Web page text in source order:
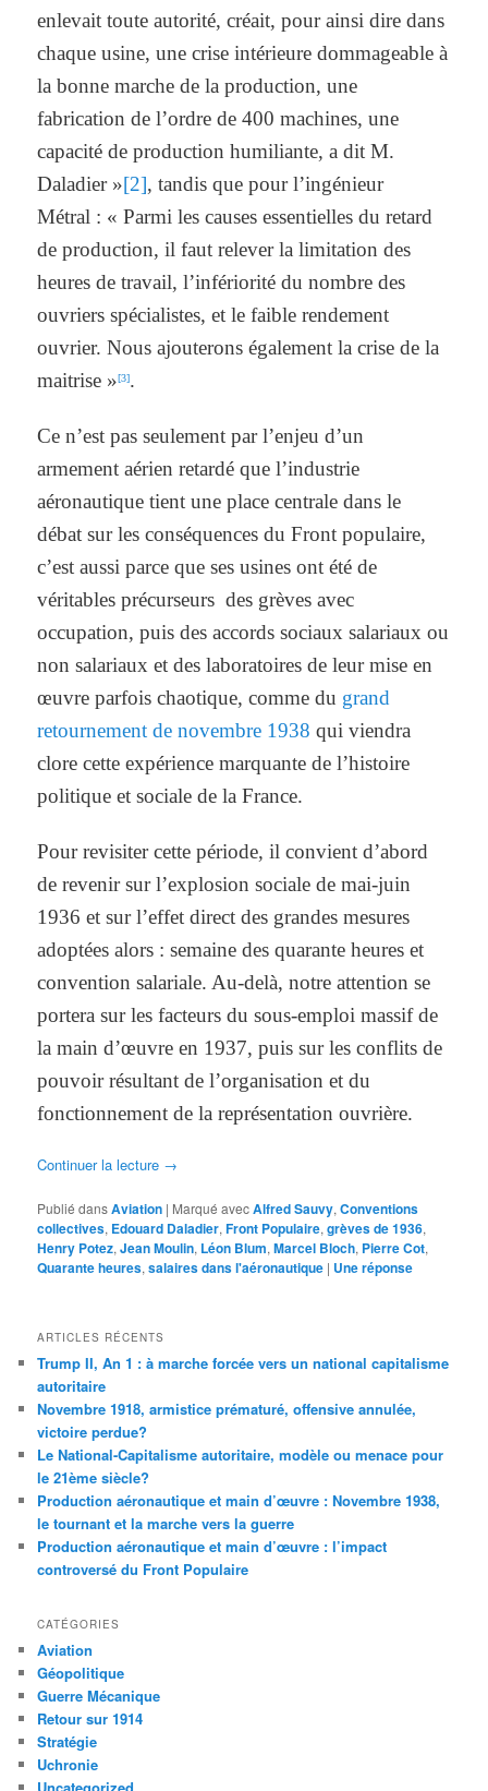
enlevait toute autorité, créait, pour ainsi dire dans
chaque usine, une crise intérieure dommageable à
la bonne marche de la production, une
fabrication de l’ordre de 400 machines, une
capacité de production humiliante, a dit M.
Daladier »[2], tandis que pour l’ingénieur
Métral : « Parmi les causes essentielles du retard
de production, il faut relever la limitation des
heures de travail, l’infériorité du nombre des
ouvriers spécialistes, et le faible rendement
ouvrier. Nous ajouterons également la crise de la
maitrise »[3].
Ce n’est pas seulement par l’enjeu d’un
armement aérien retardé que l’industrie
aéronautique tient une place centrale dans le
débat sur les conséquences du Front populaire,
c’est aussi parce que ses usines ont été de
véritables précurseurs des grèves avec
occupation, puis des accords sociaux salariaux ou
non salariaux et des laboratoires de leur mise en
œuvre parfois chaotique, comme du grand
retournement de novembre 1938 qui viendra
clore cette expérience marquante de l’histoire
politique et sociale de la France.
Pour revisiter cette période, il convient d’abord
de revenir sur l’explosion sociale de mai-juin
1936 et sur l’effet direct des grandes mesures
adoptées alors : semaine des quarante heures et
convention salariale. Au-delà, notre attention se
portera sur les facteurs du sous-emploi massif de
la main d’œuvre en 1937, puis sur les conflits de
pouvoir résultant de l’organisation et du
fonctionnement de la représentation ouvrière.
Continuer la lecture →
Publié dansAviation | Marqué avecAlfred Sauvy,Conventions
collectives, Edouard Daladier,Front Populaire,grèves de 1936,
Henry Potez,Jean Moulin, Léon Blum,Marcel Bloch, Pierre Cot,
Quarante heures,salaires dans l'aéronautique | Uneréponse
ARTICLES RÉCENTS
Trump II, An 1 : à marche forcée vers un national capitalisme
autoritaire
Novembre 1918, armistice prématuré, offensive annulée,
victoire perdue?
Le National-Capitalisme autoritaire, modèle ou menace pour
le 21ème siècle?
Production aéronautique et main d’œuvre : Novembre 1938,
le tournant et la marche vers la guerre
Production aéronautique et main d’œuvre : l’impact
controversé du Front Populaire
CATÉGORIES
Aviation
Géopolitique
Guerre Mécanique
Retour sur 1914
Stratégie
Uchronie
Uncategorized